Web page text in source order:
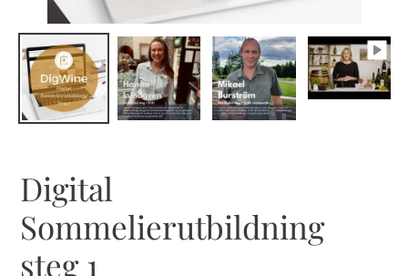
U
T
V
A
L
Digital
Sommelierutbildning
steg 1